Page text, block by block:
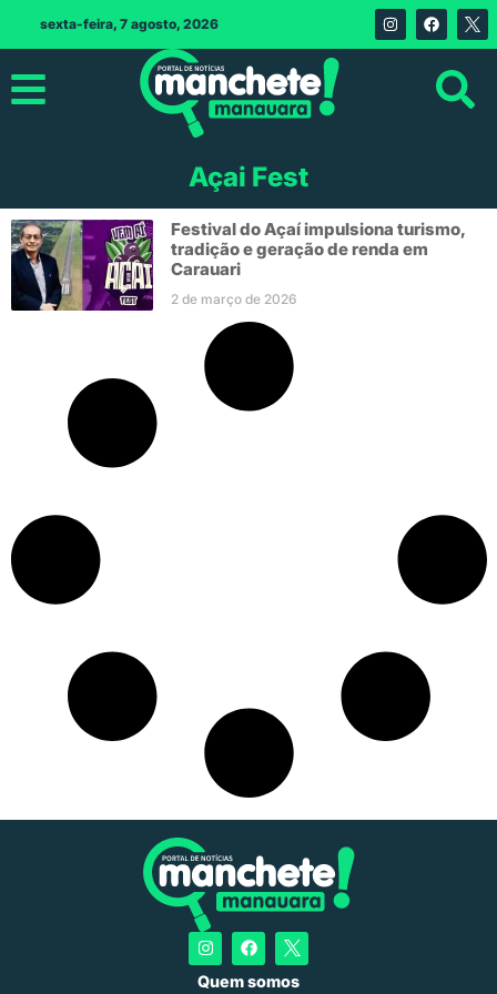
sexta-feira, 7 agosto, 2026
Açai Fest
Festival do Açaí impulsiona turismo,
tradição e geração de renda em
Carauari
2 de março de 2026
Quem somos